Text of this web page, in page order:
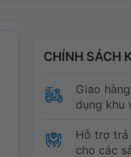
CHÍNH SÁCH
Giao
dụng khu
Hỗ trợ
cho các